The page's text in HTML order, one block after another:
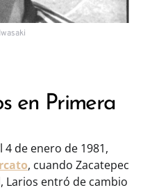
en Primera
de enero de 1981,
, cuando Zacatepec
Larios entró de cambio